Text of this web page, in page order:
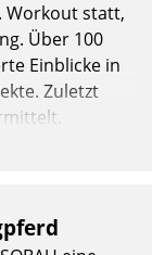
Workout statt,
Über 100
Einblicke in
Zuletzt